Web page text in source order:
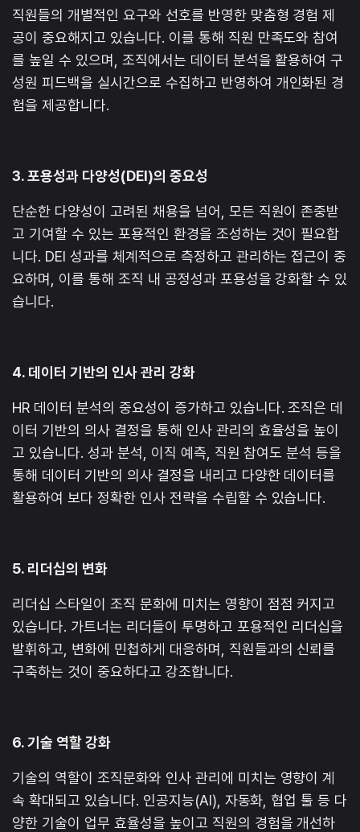
직원들의 개별적인 요구와 선호를 반영한 맞춤형 경험 제
공이 중요해지고 있습니다. 이를 통해 직원 만족도와 참여
를 높일 수 있으며, 조직에서는 데이터 분석을 활용하여 구
성원 피드백을 실시간으로 수집하고 반영하여 개인화된 경
험을 제공합니다.
3. 포용성과 다양성(DEI)의 중요성
단순한 다양성이 고려된 채용을 넘어, 모든 직원이 존중받
고 기여할 수 있는 포용적인 환경을 조성하는 것이 필요합
니다. DEI 성과를 체계적으로 측정하고 관리하는 접근이 중
요하며, 이를 통해 조직 내 공정성과 포용성을 강화할 수 있
습니다.
4. 데이터 기반의 인사 관리 강화
HR 데이터 분석의 중요성이 증가하고 있습니다. 조직은 데
이터 기반의 의사 결정을 통해 인사 관리의 효율성을 높이
고 있습니다. 성과 분석, 이직 예측, 직원 참여도 분석 등을
통해 데이터 기반의 의사 결정을 내리고 다양한 데이터를
활용하여 보다 정확한 인사 전략을 수립할 수 있습니다.
5. 리더십의 변화
리더십 스타일이 조직 문화에 미치는 영향이 점점 커지고
있습니다. 가트너는 리더들이 투명하고 포용적인 리더십을
발휘하고, 변화에 민첩하게 대응하며, 직원들과의 신뢰를
구축하는 것이 중요하다고 강조합니다.
6. 기술 역할 강화
기술의 역할이 조직문화와 인사 관리에 미치는 영향이 계
속 확대되고 있습니다. 인공지능(AI), 자동화, 협업 툴 등 다
양한 기술이 업무 효율성을 높이고 직원의 경험을 개선하